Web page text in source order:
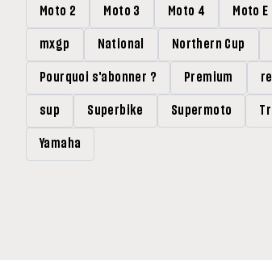
Moto 2 Moto 3 Moto 4 Moto E
mxgp National Northern Cup
Pourquoi s'abonner ? Premium
sup Superbike Supermoto
Yamaha